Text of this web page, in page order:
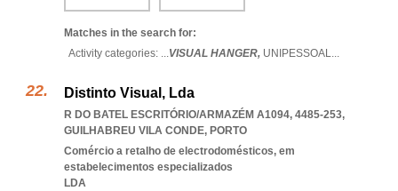
Matches in the search for:
Activity categories: ...VISUAL HANGER, UNIPESSOAL...
Distinto Visual, Lda
R DO BATEL ESCRITÓRIO/ARMAZÉM A1094, 4485-253,
GUILHABREU VILA CONDE, PORTO
Comércio a retalho de electrodomésticos, em
estabelecimentos especializados
LDA